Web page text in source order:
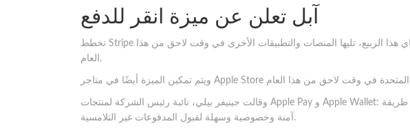
آبل تعلن عن ميزة انقر للدفع
تخطط Stripe لدعم الميزة في تطبيق نقاط البيع شوبيفاي هذا الربيع، تليها المنصات والتطبيقات الأخرى في وقت لاحق من هذا
العام.
وقالت جينيفر بيلي، نائبة رئيس الشركة لمنتجات Apple Pay و Apple Wallet: توفر ميزة انقر للدفع عبر آيفون للشركات طريقة
آمنة وخصوصية وسهلة لقبول المدفوعات غير التلامسية.